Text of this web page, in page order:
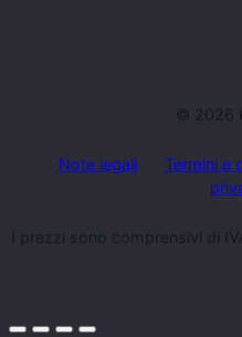
© 2026
Note legali Termini e
I prezzi sono comprensivi di